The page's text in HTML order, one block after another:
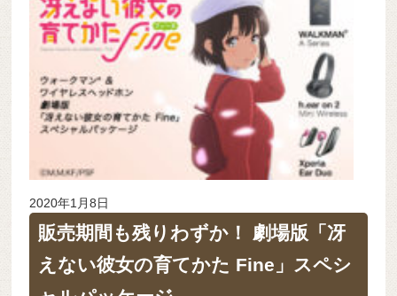
2020年1月8日
販売期間も残りわずか！ 劇場版「冴
えない彼女の育てかた Fine」スペシ